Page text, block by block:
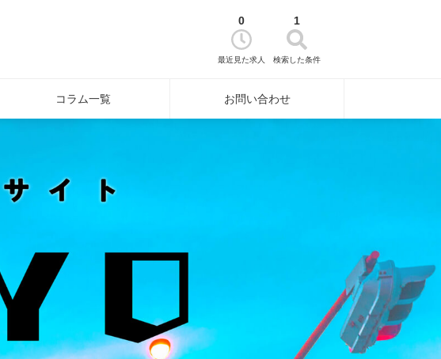
0
最近見た求人
1
検索した条件
コラム一覧 お問い合わせ